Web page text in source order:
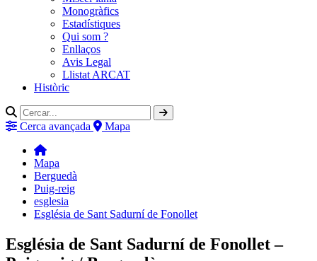
Monogràfics
Estadístiques
Qui som ?
Enllaços
Avis Legal
Llistat ARCAT
Històric
Cerca avançada Mapa
Mapa
Berguedà
Puig-reig
esglesia
Església de Sant Sadurní de Fonollet
Església de Sant Sadurní de Fonollet –